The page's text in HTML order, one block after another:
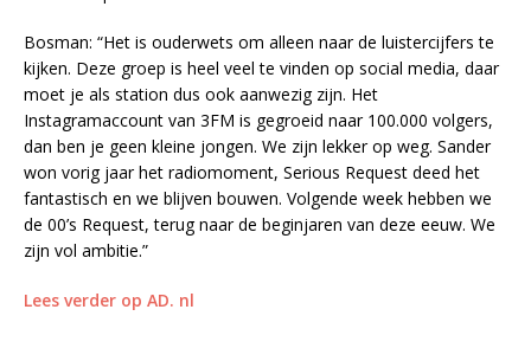
Bosman: “Het is ouderwets om alleen naar de luistercijfers te
kijken. Deze groep is heel veel te vinden op social media, daar
moet je als station dus ook aanwezig zijn. Het
Instagramaccount van 3FM is gegroeid naar 100.000 volgers,
dan ben je geen kleine jongen. We zijn lekker op weg. Sander
won vorig jaar het radiomoment, Serious Request deed het
fantastisch en we blijven bouwen. Volgende week hebben we
de 00’s Request, terug naar de beginjaren van deze eeuw. We
zijn vol ambitie.”
Lees verder op AD. nl